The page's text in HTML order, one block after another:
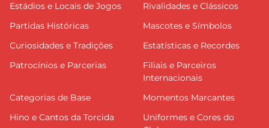
Estádios e Locais de Jogos
Rivalidades e Clássicos
Partidas Históricas
Mascotes e Símbolos
Curiosidades e Tradições
Estatísticas e Recordes
Patrocínios e Parcerias
Filiais e Parceiros
Internacionais
Categorias de Base
Momentos Marcantes
Hino e Cantos da Torcida
Uniformes e Cores do